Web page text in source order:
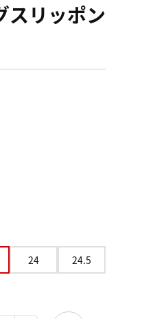
リッポン
24 24.5